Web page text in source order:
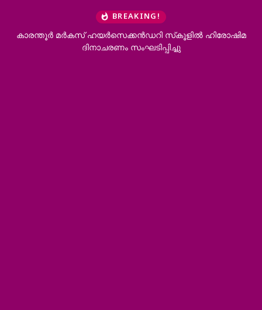
BREAKING!
കാരന്തൂര്‍ മര്‍കസ് ഹയര്‍സെക്കന്‍ഡറി സ്‌കൂളില്‍ ഹിരോഷിമ
ദിനാചരണം സംഘടിപ്പിച്ചു